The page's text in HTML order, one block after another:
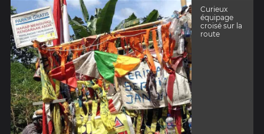
Curieux
équipage
croisé sur la
route